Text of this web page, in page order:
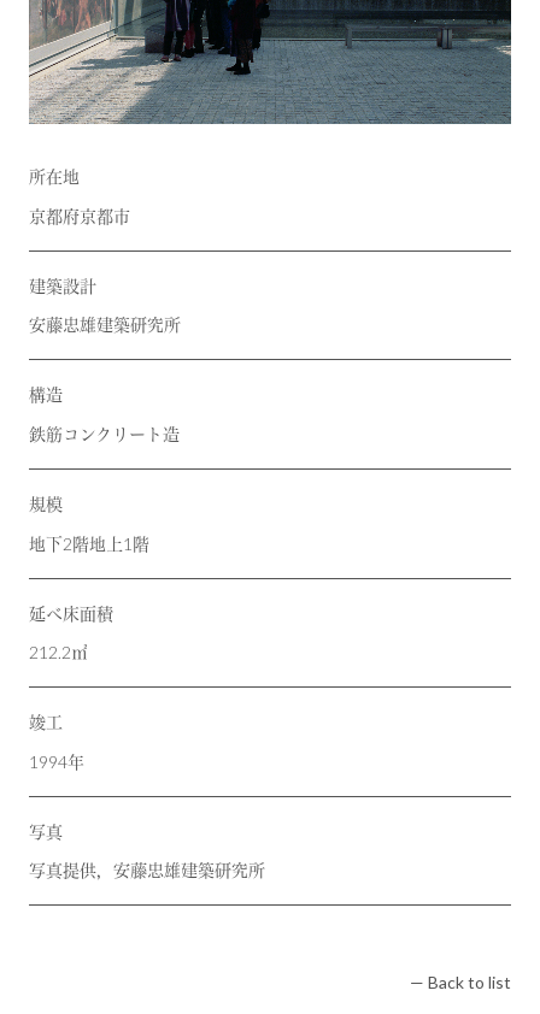
所在地
京都府京都市
建築設計
安藤忠雄建築研究所
構造
鉄筋コンクリート造
規模
地下2階地上1階
延べ床面積
212.2㎡
竣工
1994年
写真
写真提供，安藤忠雄建築研究所
— Back to list